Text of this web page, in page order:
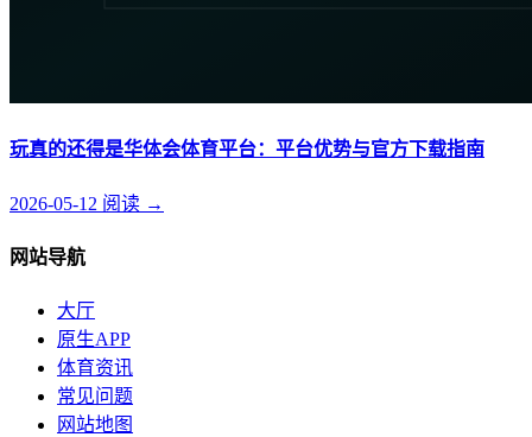
玩真的还得是华体会体育平台：平台优势与官方下载指南
2026-05-12 阅读 →
网站导航
大厅
原生APP
体育资讯
常见问题
网站地图